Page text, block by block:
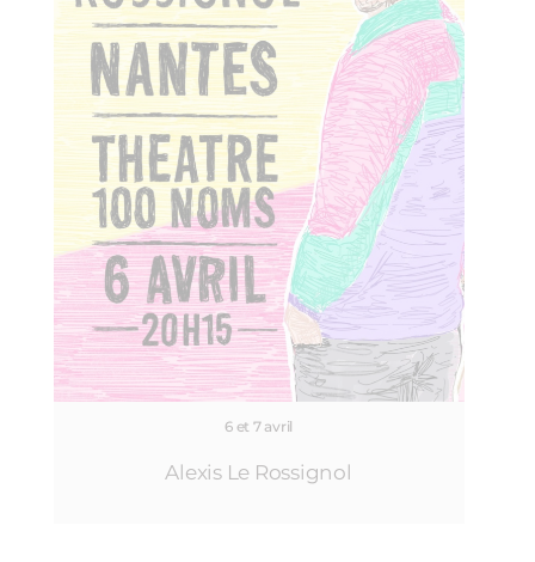
6 et 7 avril
Alexis Le Rossignol